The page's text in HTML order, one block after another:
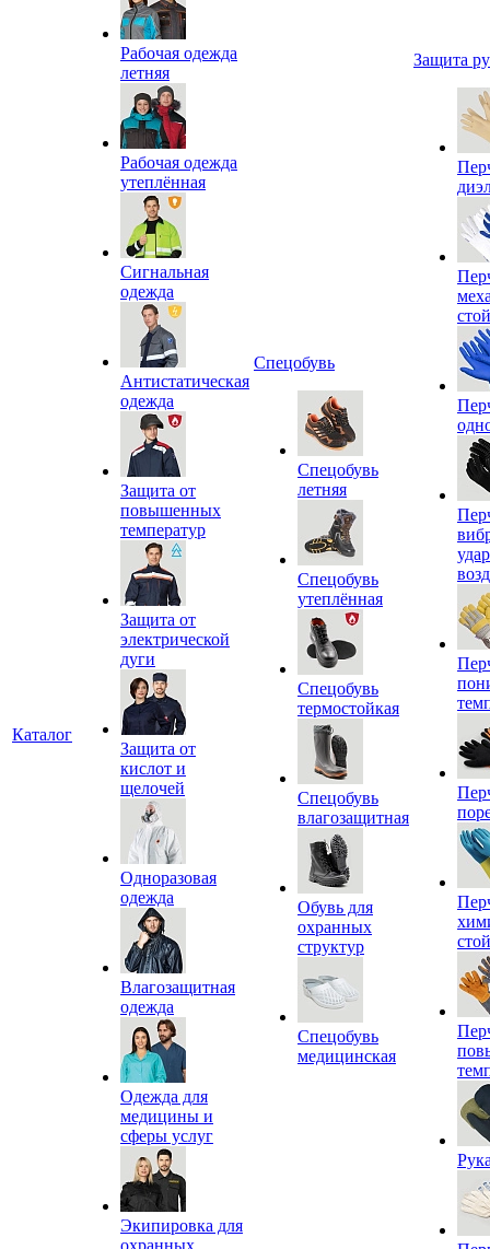
Каталог
Рабочая одежда
летняя
Рабочая одежда
утеплённая
Сигнальная
одежда
Антистатическая
одежда
Защита от
повышенных
температур
Защита от
электрической
дуги
Защита от
кислот и
щелочей
Одноразовая
одежда
Влагозащитная
одежда
Одежда для
медицины и
сферы услуг
Экипировка для
охранных
Спецобувь
Спецобувь
летняя
Спецобувь
утеплённая
Спецобувь
термостойкая
Спецобувь
влагозащитная
Обувь для
охранных
структур
Спецобувь
медицинская
Защита